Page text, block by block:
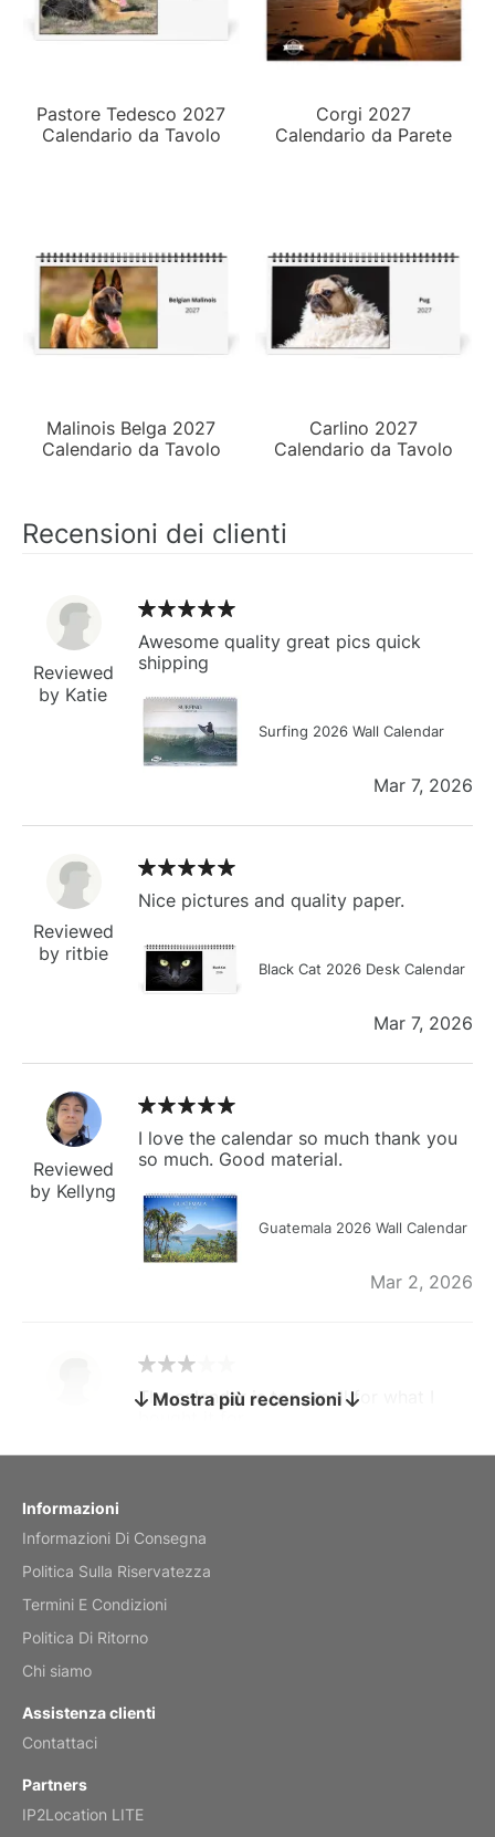
Pastore Tedesco 2027
Calendario da Tavolo
Corgi 2027
Calendario da Parete
Malinois Belga 2027
Calendario da Tavolo
Carlino 2027
Calendario da Tavolo
Recensioni dei clienti
Reviewed
by Katie
Awesome quality great pics quick
shipping
Surfing 2026 Wall Calendar
Mar 7, 2026
Reviewed
by ritbie
Nice pictures and quality paper.
Black Cat 2026 Desk Calendar
Mar 7, 2026
Reviewed
by Kellyng
I love the calendar so much thank you
so much. Good material.
Guatemala 2026 Wall Calendar
Mar 2, 2026
by charles
The calendar is too small for what I
bought it for
by Anne
Mostra più recensioni
Informazioni
Informazioni Di Consegna
Politica Sulla Riservatezza
Termini E Condizioni
Politica Di Ritorno
Chi siamo
Assistenza clienti
Contattaci
Partners
IP2Location LITE